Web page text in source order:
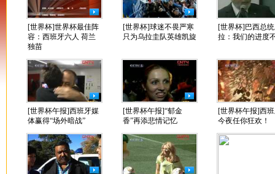
[世界杯]世界杯最佳阵
容：西班牙六人 荷兰
独苗
[世界杯]球迷不畏严寒
只为乌拉圭队英雄凯旋
[世界杯]巴西总
拉：我们的进度
[世界杯午报]西班牙媒
体赢得“场外暗战”
[世界杯午报]“郁金
香”再添悲情记忆
[世界杯午报]西
今夜任你狂欢！